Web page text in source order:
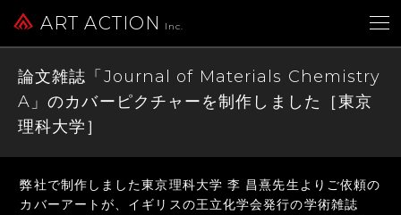
ART ACTION Inc.
論文雑誌「Journal of Materials Chemistry
A」のカバーピクチャーを制作しました［東京
理科大学］
弊社で制作しました東京理科大学 李 昌熹先生よりご依頼の
カバーアートが、 イギリスの王立化学会発行の学術雑誌